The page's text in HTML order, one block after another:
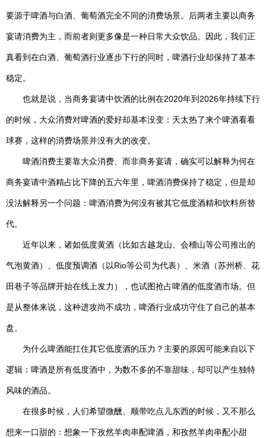
要源于啤酒与白酒、葡萄酒完全不同的消费场景。后两者主要以商务
宴请消费为主，而前者则更多像是一种日常大众饮品。因此，我们正
真看到在白酒、葡萄酒行业逐步下行的同时，啤酒行业却保持了基本
稳定。
也就是说，当商务宴请中饮酒的比例在2020年到2026年持续下行
的时候，大众消费对啤酒的爱好却基本没变：天太热了来个啤酒看看
球赛，这样的消费场景并没有大的改变。
啤酒消费主要靠大众消费、而非商务宴请，确实可以解释为何在
商务宴请中酒精占比下降的五六年里，啤酒消费保持了稳定，但是却
没法解释另一个问题：啤酒消费为何没有被其它低度酒精和饮料所替
代。
近年以来，诸如低度黄酒（比如古越龙山、会稽山等公司推出的
气泡黄酒）、低度预调酒（以Rio等公司为代表）、米酒（苏州桥、花
田巷子等品牌开始在线上发力），也试图抢占啤酒的低度酒市场。但
是从整体来说，这种进攻尚不成功，啤酒行业成功守住了自己的基本
盘。
为什么啤酒能扛住其它低度酒的压力？主要的原因可能来自以下
逻辑：啤酒是所有低度酒中，为数不多的不靠甜味，却可以产生独特
风味的酒品。
在很多时候，人们希望微醺、顺带吃点儿东西的时候，又不那么
想来一口甜的：想象一下孜然羊肉串配啤酒，和孜然羊肉串配小甜